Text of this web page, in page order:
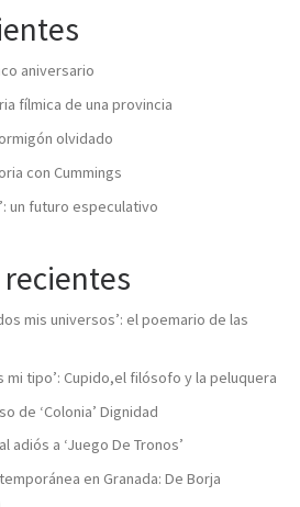
aniversario
fílmica de una provincia
olvidado
con Cummings
un futuro especulativo
mis universos’: el poemario de las
mi tipo’: Cupido,el filósofo y la peluquera
de ‘Colonia’ Dignidad
adiós a ‘Juego De Tronos’
en Granada: De Borja